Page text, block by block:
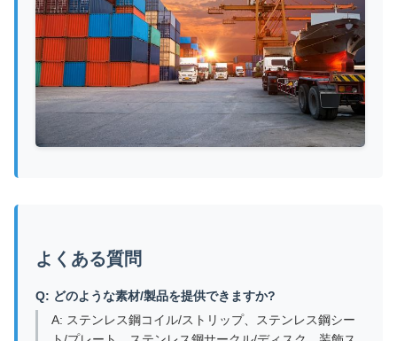
よくある質問
Q: どのような素材/製品を提供できますか?
A: ステンレス鋼コイル/ストリップ、ステンレス鋼シー